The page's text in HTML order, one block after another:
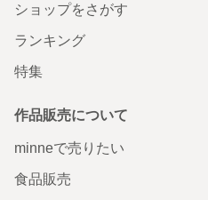
ショップをさがす
ランキング
特集
作品販売について
minneで売りたい
食品販売